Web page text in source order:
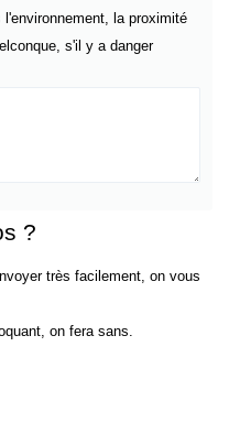
la proximité
s'il y a danger
?
très facilement, on vous
on fera sans.